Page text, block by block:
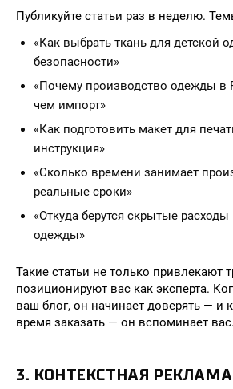
Публикуйте статьи раз в неделю.
«Как выбрать ткань для детской
безопасности»
«Почему производство одежды в
чем импорт»
«Как подготовить макет для
инструкция»
«Сколько времени занимает
реальные сроки»
«Откуда берутся скрытые расходы
одежды»
Такие статьи не только привлекают
позиционируют вас как эксперта.
ваш блог, он начинает доверять — и
время заказать — он вспоминает вас.
3. КОНТЕКСТНАЯ